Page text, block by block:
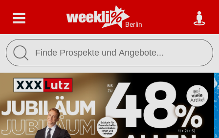
Berlin